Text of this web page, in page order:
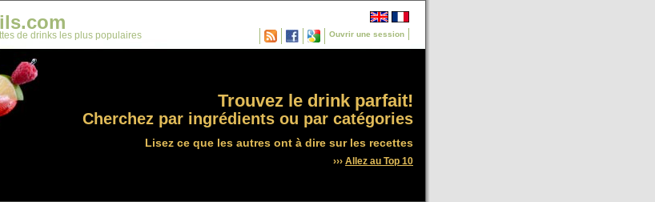
Ouvrir une session
de drinks les plus populaires
Trouvez le drink parfait!
Cherchez par ingrédients ou par catégories
Lisez ce que les autres ont à dire sur les recettes
››› Allez au Top 10